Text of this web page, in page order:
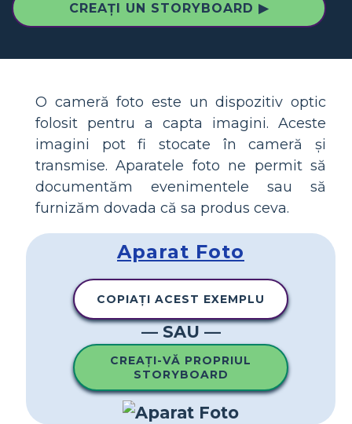
CREAȚI UN STORYBOARD ▶
O cameră foto este un dispozitiv optic
folosit pentru a capta imagini. Aceste
imagini pot fi stocate în cameră și
transmise. Aparatele foto ne permit să
documentăm evenimentele sau să
furnizăm dovada că sa produs ceva.
Aparat Foto
COPIAȚI ACEST EXEMPLU
— SAU —
CREAȚI-VĂ PROPRIUL
STORYBOARD